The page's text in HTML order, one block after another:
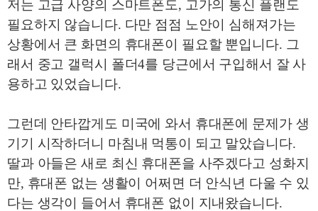
저는 고급 사양의 스마트폰도, 고가의 통신 플랜도
필요하지 않습니다. 다만 점점 노안이 심해져가는
상황에서 큰 화면의 휴대폰이 필요할 뿐입니다. 그
래서 중고 갤럭시 폴더4를 당근에서 구입해서 잘 사
용하고 있었습니다.
그런데 안타깝게도 미국에 와서 휴대폰에 문제가 생
기기 시작하더니 마침내 먹통이 되고 말았습니다.
딸과 아들은 새로 최신 휴대폰을 사주겠다고 성화지
만, 휴대폰 없는 생활이 어쩌면 더 안식년 다울 수 있
다는 생각이 들어서 휴대폰 없이 지내왔습니다.